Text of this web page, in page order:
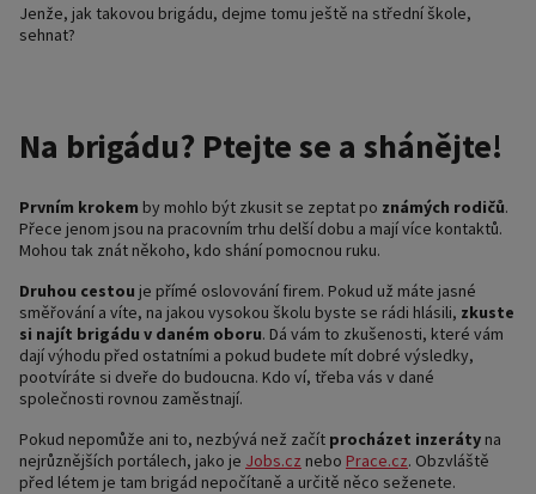
Jenže, jak takovou brigádu, dejme tomu ještě na střední škole,
sehnat?
Na brigádu? Ptejte se a shánějte!
Prvním krokem by mohlo být zkusit se zeptat po známých rodičů.
Přece jenom jsou na pracovním trhu delší dobu a mají více kontaktů.
Mohou tak znát někoho, kdo shání pomocnou ruku.
Druhou cestou je přímé oslovování firem. Pokud už máte jasné
směřování a víte, na jakou vysokou školu byste se rádi hlásili, zkuste
si najít brigádu v daném oboru. Dá vám to zkušenosti, které vám
dají výhodu před ostatními a pokud budete mít dobré výsledky,
pootvíráte si dveře do budoucna. Kdo ví, třeba vás v dané
společnosti rovnou zaměstnají.
Pokud nepomůže ani to, nezbývá než začít procházet inzeráty na
nejrůznějších portálech, jako je Jobs.cz nebo Prace.cz. Obzvláště
před létem je tam brigád nepočítaně a určitě něco seženete.